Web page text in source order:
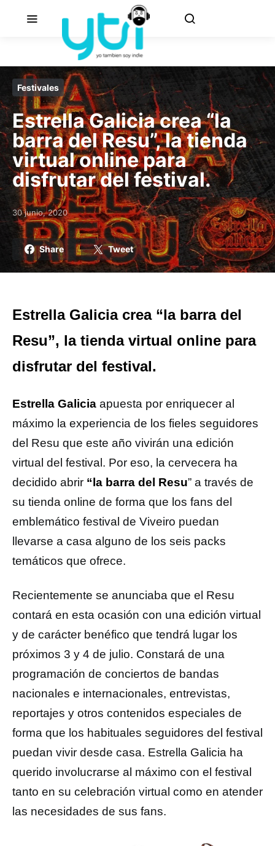
Festivales
Estrella Galicia crea “la
barra del Resu”, la tienda
virtual online para
disfrutar del festival.
Posted on
30 junio, 2020
Share Tweet
Estrella Galicia crea “la barra del
Resu”, la tienda virtual online para
disfrutar del festival.
Estrella Galicia apuesta por enriquecer al
máximo la experiencia de los fieles seguidores
del Resu que este año vivirán una edición
virtual del festival. Por eso, la cervecera ha
decidido abrir “la barra del Resu” a través de
su tienda online de forma que los fans del
emblemático festival de Viveiro puedan
llevarse a casa alguno de los seis packs
temáticos que ofrece.
Recientemente se anunciaba que el Resu
contará en esta ocasión con una edición virtual
y de carácter benéfico que tendrá lugar los
próximos 3 y 4 de julio. Constará de una
programación de conciertos de bandas
nacionales e internacionales, entrevistas,
reportajes y otros contenidos especiales de
forma que los habituales seguidores del festival
puedan vivir desde casa. Estrella Galicia ha
querido involucrarse al máximo con el festival
tanto en su celebración virtual como en atender
las necesidades de sus fans.